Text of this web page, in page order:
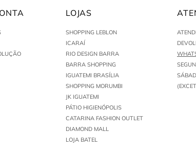
LOJAS
SHOPPING LEBLON
ICARAÍ
RIO DESIGN BARRA
BARRA SHOPPING
IGUATEMI BRASÍLIA
SHOPPING MORUMBI
JK IGUATEMI
PÁTIO HIGIENÓPOLIS
CATARINA FASHION OUTLET
DIAMOND MALL
LOJA BATEL